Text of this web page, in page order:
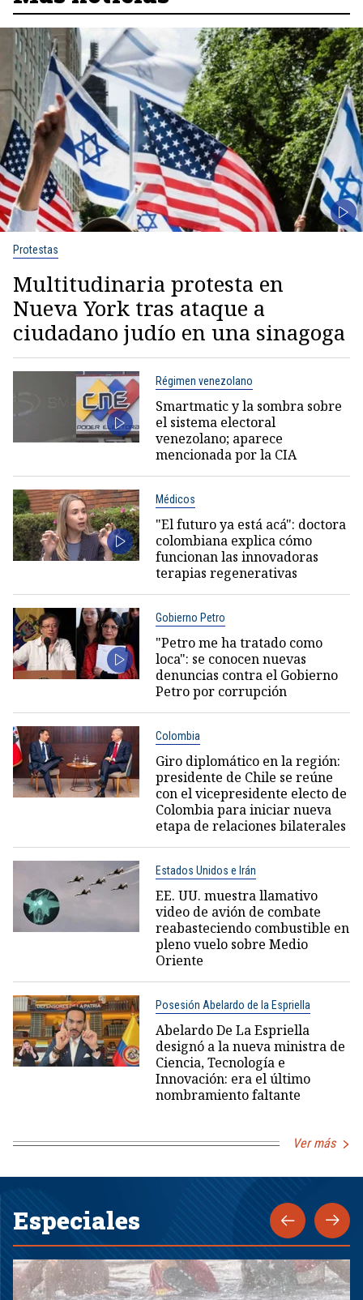
Protestas
Multitudinaria protesta en
Nueva York tras ataque a
ciudadano judío en una sinagoga
Régimen venezolano
Smartmatic y la sombra sobre
el sistema electoral
venezolano; aparece
mencionada por la CIA
Médicos
"El futuro ya está acá": doctora
colombiana explica cómo
funcionan las innovadoras
terapias regenerativas
Gobierno Petro
"Petro me ha tratado como
loca": se conocen nuevas
denuncias contra el Gobierno
Petro por corrupción
Colombia
Giro diplomático en la región:
presidente de Chile se reúne
con el vicepresidente electo de
Colombia para iniciar nueva
etapa de relaciones bilaterales
Estados Unidos e Irán
EE. UU. muestra llamativo
video de avión de combate
reabasteciendo combustible en
pleno vuelo sobre Medio
Oriente
Posesión Abelardo de la Espriella
Abelardo De La Espriella
designó a la nueva ministra de
Ciencia, Tecnología e
Innovación: era el último
nombramiento faltante
Ver más
Especiales